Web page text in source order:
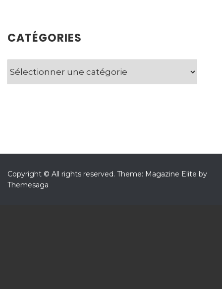
CATÉGORIES
Copyright © All rights reserved. Theme: Magazine Elite by
Themesaga